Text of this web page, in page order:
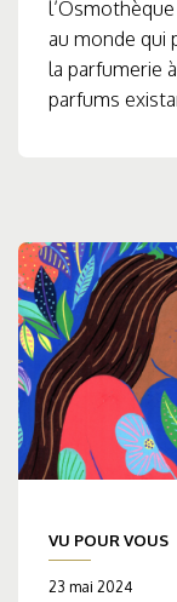
au monde qui
la parfumerie
parfums
VU POUR VOUS
23 mai 2024